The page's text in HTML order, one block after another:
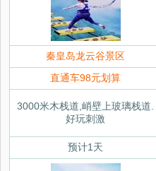
秦皇岛龙云谷景区
直通车98元划算
3000米木栈道,峭壁上玻璃栈道.
好玩刺激
预计1天